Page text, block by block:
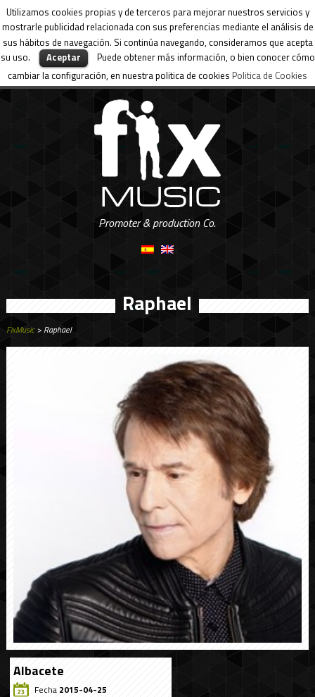
Utilizamos cookies propias y de terceros para mejorar nuestros servicios y
mostrarle publicidad relacionada con sus preferencias mediante el análisis de
sus hábitos de navegación. Si continúa navegando, consideramos que acepta
su uso.
Aceptar
Puede obtener más información, o bien conocer cómo
cambiar la configuración, en nuestra politica de cookies Politica de Cookies
Promoter & production Co.
Raphael
FixMusic> Raphael
Albacete
Fecha 2015-04-25